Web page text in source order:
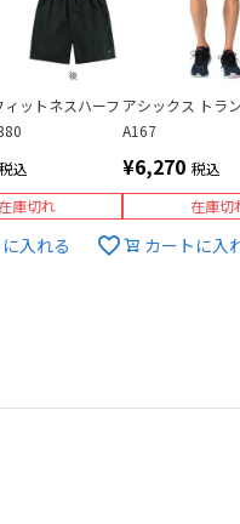
ットネスハーフ
税込
在庫切れ
入れる
アシックス トラ
A167
¥6,270 税込
在庫切
カートに入